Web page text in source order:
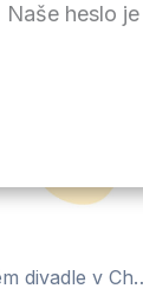
heslo
Návštěva žáků 4. a